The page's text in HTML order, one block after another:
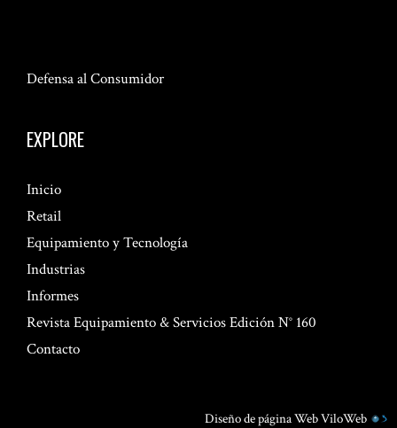
Defensa al Consumidor
EXPLORE
Inicio
Retail
Equipamiento y Tecnología
Industrias
Informes
Revista Equipamiento & Servicios Edición N° 160
Contacto
Diseño de página WebViloWeb